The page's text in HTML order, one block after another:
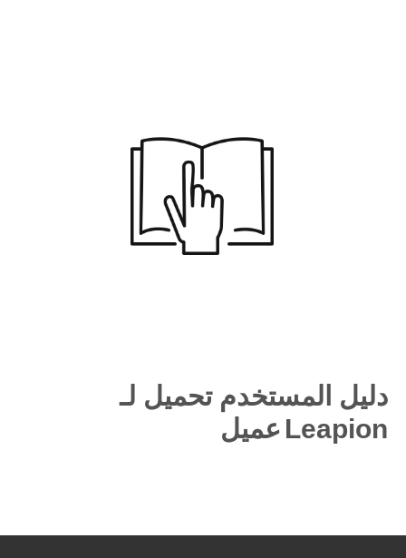
دليل المستخدم تحميل لـ
Leapion عميل